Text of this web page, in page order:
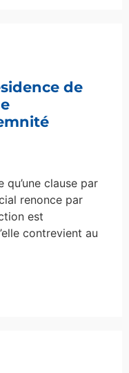
de
clause par
renonce par
est
contrevient au